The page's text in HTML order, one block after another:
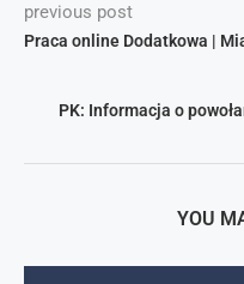
previous post
Praca online Dodatkowa |
PK: Informacja o
YOU